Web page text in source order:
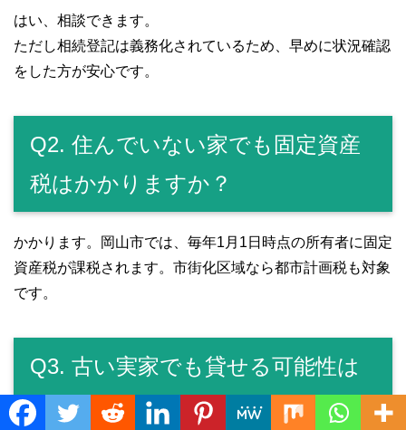
はい、相談できます。
ただし相続登記は義務化されているため、早めに状況確認
をした方が安心です。
Q2. 住んでいない家でも固定資産
税はかかりますか？
かかります。岡山市では、毎年1月1日時点の所有者に固定
資産税が課税されます。市街化区域なら都市計画税も対象
です。
Q3. 古い実家でも貸せる可能性は
ありますか？
Translate »